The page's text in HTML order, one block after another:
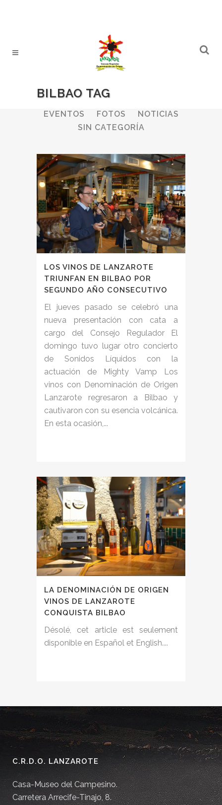
BILBAO TAG
ALL BODEGAS
EVENTOS
FOTOS
NOTICIAS
SIN CATEGORÍA
LOS VINOS DE LANZAROTE
TRIUNFAN EN BILBAO POR
SEGUNDO AÑO CONSECUTIVO
El jueves pasado se celebró una
nueva presentación con cata a
cargo del Consejo Regulador El
domingo tuvo lugar otro concierto
de Sonidos Líquidos con la
actuación de Mighty Vamp Los
vinos con Denominación de Origen
Lanzarote regresaron a Bilbao y
cautivaron con su esencia volcánica.
En esta ocasión,...
LA DENOMINACIÓN DE ORIGEN
VINOS DE LANZAROTE
CONQUISTA BILBAO
Désolé, cet article est seulement
disponible en Español et English....
C.R.D.O. LANZAROTE
Casa-Museo del Campesino.
Carretera Arrecife-Tinajo, 8.